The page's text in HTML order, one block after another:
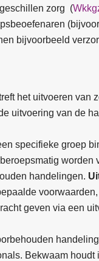
zorg (
bijvoorbeeld
het uitvoeren
uitvoering van de
specifieke groep
handelingen.
geven via een
Bekwaam